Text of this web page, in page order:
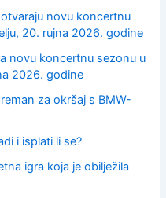
novu koncertnu
20. rujna 2026. godine
novu koncertnu sezonu u
2026. godine
za okršaj s BMW-
i isplati li se?
igra koja je obilježila